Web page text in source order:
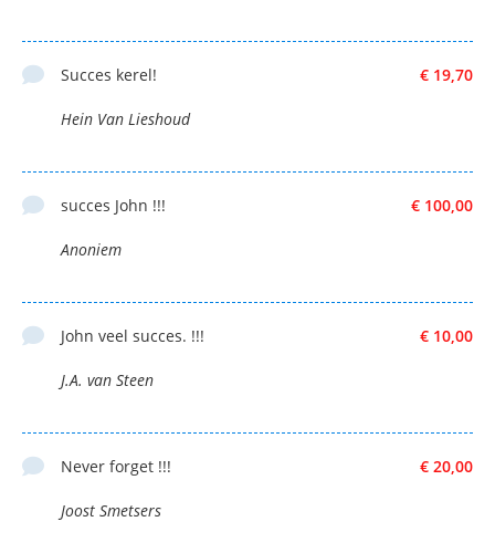
€ 19,70
Succes kerel!
Hein Van Lieshoud
€ 100,00
succes John !!!
Anoniem
€ 10,00
John veel succes. !!!
J.A. van Steen
€ 20,00
Never forget !!!
Joost Smetsers